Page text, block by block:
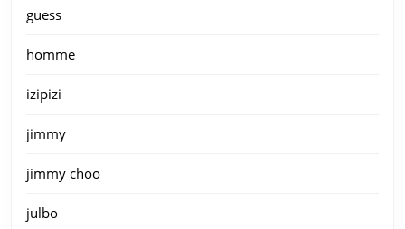
guess
homme
izipizi
jimmy
jimmy choo
julbo